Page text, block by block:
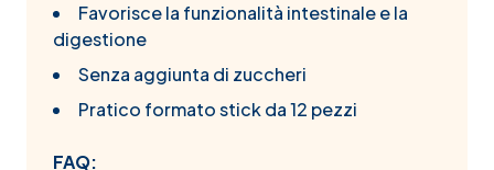
Favorisce la funzionalità intestinale e la
digestione
Senza aggiunta di zuccheri
Pratico formato stick da 12 pezzi
FAQ: